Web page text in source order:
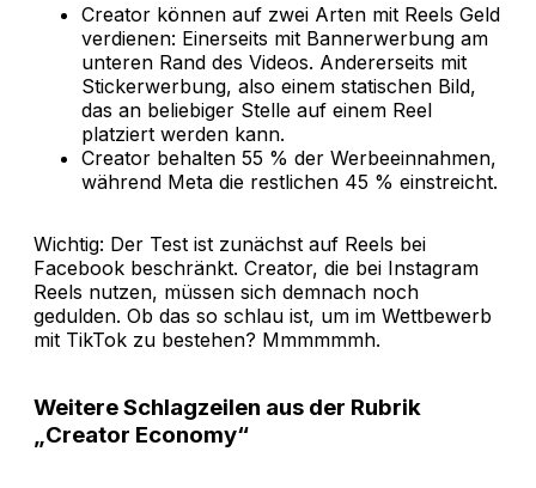
Creator können auf zwei Arten mit Reels Geld
verdienen: Einerseits mit Bannerwerbung am
unteren Rand des Videos. Andererseits mit
Stickerwerbung, also einem statischen Bild,
das an beliebiger Stelle auf einem Reel
platziert werden kann.
Creator behalten 55 % der Werbeeinnahmen,
während Meta die restlichen 45 % einstreicht.
Wichtig: Der Test ist zunächst auf Reels bei
Facebook beschränkt. Creator, die bei Instagram
Reels nutzen, müssen sich demnach noch
gedulden. Ob das so schlau ist, um im Wettbewerb
mit TikTok zu bestehen? Mmmmmmh.
Weitere Schlagzeilen aus der Rubrik
„Creator Economy“